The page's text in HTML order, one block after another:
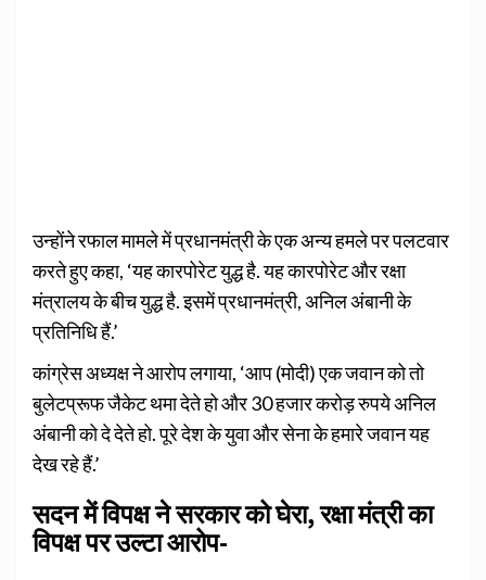
उन्होंने रफाल मामले में प्रधानमंत्री के एक अन्य हमले पर पलटवार
करते हुए कहा, ‘यह कारपोरेट युद्ध है. यह कारपोरेट और रक्षा
मंत्रालय के बीच युद्ध है. इसमें प्रधानमंत्री, अनिल अंबानी के
प्रतिनिधि हैं.’
कांग्रेस अध्यक्ष ने आरोप लगाया, ‘आप (मोदी) एक जवान को तो
बुलेटप्रूफ जैकेट थमा देते हो और 30 हजार करोड़ रुपये अनिल
अंबानी को दे देते हो. पूरे देश के युवा और सेना के हमारे जवान यह
देख रहे हैं.’
सदन में विपक्ष ने सरकार को घेरा, रक्षा मंत्री का
विपक्ष पर उल्टा आरोप-